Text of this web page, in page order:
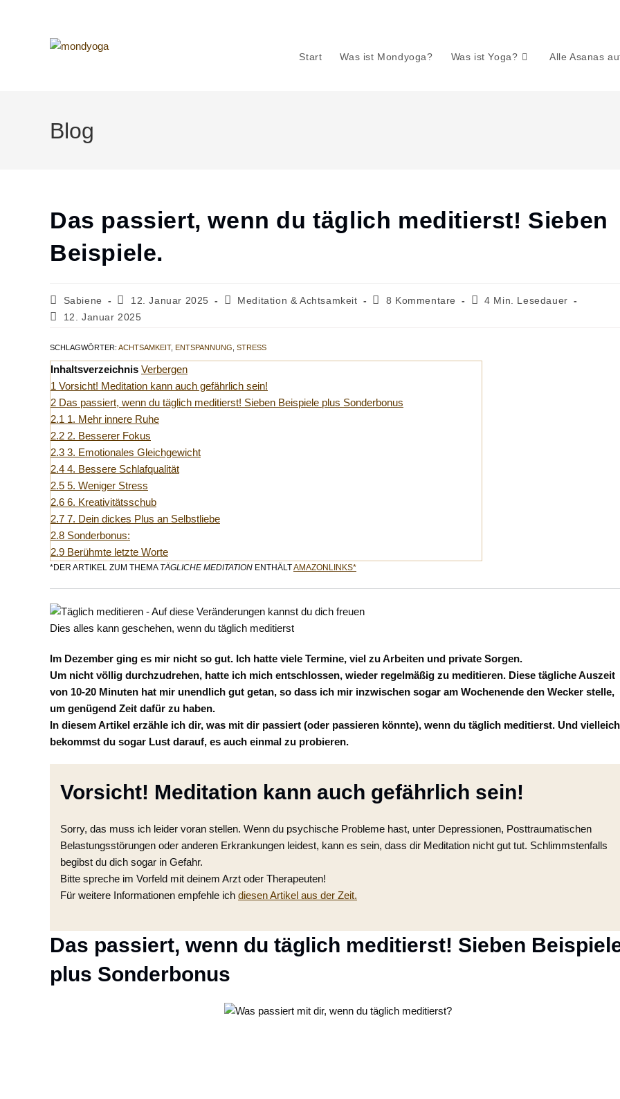
Start
Was ist Mondyoga? Was ist Yoga? Alle Asanas
Blog
Das passiert, wenn du täglich meditierst! Sieben
Beispiele.
Beitrags-
Autor:
Sabiene
Beitrag
veröffentlicht:
12. Januar 2025
Beitrags-
Meditation & Achtsamkeit
Beitrags-
8 Kommentare Lesedauer:
4 Min. Lesedauer
Beitrag
geändert
12. Januar 2025
SCHLAGWÖRTER: ACHTSAMKEIT, ENTSPANNUNG STRESS
Inhaltsverzeichnis Verbergen
1 Vorsicht! Meditation kann auch gefährlich sein!
2 Das passiert, wenn du täglich meditierst! Sieben Beispiele plus Sonderbonus
2.1 1. Mehr innere Ruhe
2.2 2. Besserer Fokus
2.3 3. Emotionales Gleichgewicht
2.4 4. Bessere Schlafqualität
2.5 5. Weniger Stress
2.6 6. Kreativitätsschub
2.7 7. Dein dickes Plus an Selbstliebe
2.8 Sonderbonus:
2.9 Berühmte letzte Worte
*DER ARTIKEL ZUM THEMA TÄGLICHE MEDITATION ENTHÄLTAMAZONLINKS*
Dies alles kann geschehen, wenn du täglich meditierst
Im Dezember ging es mir nicht so gut. Ich hatte viele Termine, viel zu Arbeiten und private Sorgen.
Um nicht völlig durchzudrehen, hatte ich mich entschlossen, wieder regelmäßig zu meditieren. Diese tägliche Auszeit
von 10-20 Minuten hat mir unendlich gut getan, so dass ich mir inzwischen sogar am Wochenende den Wecker stelle,
um genügend Zeit dafür zu haben.
In diesem Artikel erzähle ich dir, was mit dir passiert (oder passieren könnte), wenn du täglich meditierst. Und
bekommst du sogar Lust darauf, es auch einmal zu probieren.
Vorsicht! Meditation kann auch gefährlich sein!
Sorry, das muss ich leider voran stellen. Wenn du psychische Probleme hast, unter Depressionen, Posttraumatischen
Belastungsstörungen oder anderen Erkrankungen leidest, kann es sein, dass dir Meditation nicht gut tut. Schlimmstenfalls
begibst du dich sogar in Gefahr.
Bitte spreche im Vorfeld mit deinem Arzt oder Therapeuten!
Für weitere Informationen empfehle ich diesen Artikel aus der Zeit.
Das passiert, wenn du täglich meditierst! Sieben
plus Sonderbonus